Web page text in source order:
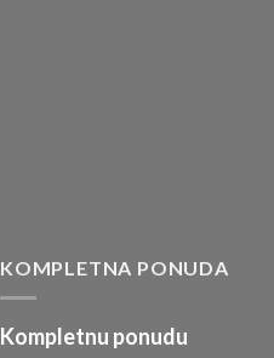
KOMPLETNA PONUDA
Kompletnu ponudu